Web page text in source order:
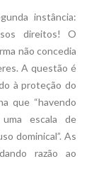
instância:
direitos! O
não concedia
A questão é
à proteção do
que “havendo
escala de
dominical”. As
razão ao